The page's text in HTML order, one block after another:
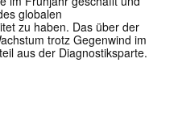
globalen
zu haben. Das über der
trotz Gegenwind im
aus der Diagnostiksparte.